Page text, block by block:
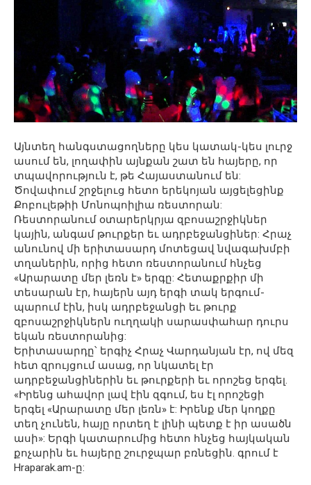
Այնտեղ հանգստացողները կես կատակ-կես լուրջ
ասում են, լողափին այնքան շատ են հայերը, որ
տպավորություն է, թե Հայաստանում են:
Ծովափում շրջելուց հետո երեկոյան այցելեցինք
Քոբուլեթիի Մոնոպոիլիա ռեստորան:
Ռեստորանում օտարերկրյա զբոսաշրջիկներ
կային, անգամ թուրքեր եւ ադրբեջանցիներ: Հրաչ
անունով մի երիտասարդ մոտեցավ նվագախմբի
տղաներին, որից հետո ռեստորանում հնչեց
«Արարատը մեր լեռն է» երգը: Հետաքրքիր մի
տեսարան էր, հայերն այդ երգի տակ երգում-
պարում էին, իսկ ադրբեջանցի եւ թուրք
զբոսաշրջիկներն ուղղակի սարասփահար դուրս
եկան ռեստորանից:
Երիտասարդը՝ երգիչ Հրաչ Վարդանյան էր, ով մեզ
հետ զրույցում ասաց, որ նկատել էր
ադրբեջանցիներին եւ թուրքերի եւ որոշեց երգել.
«Իրենց ահավոր լավ էին զգում, ես էլ որոշեցի
երգել «Արարատը մեր լեռն» է: Իրենք մեր կողքը
տեղ չունեն, հայը որտեղ է լինի պետք է իր ասածն
ասի»: Երգի կատարումից հետո հնչեց հայկական
քոչարին եւ հայերը շուրջպար բռնեցին. գրում է
Hraparak.am-ը: